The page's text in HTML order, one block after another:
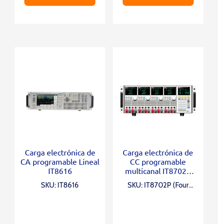
Carga electrónica de
CA programable Lineal
IT8616
SKU: IT8616
Carga electrónica de
CC programable
multicanal IT8702P
(Four Module)
SKU: IT8702P (Four